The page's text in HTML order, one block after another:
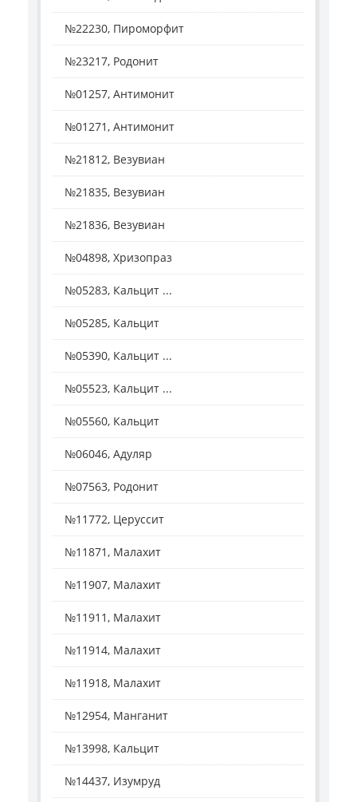
№22230, Пироморфит
№23217, Родонит
№01257, Антимонит
№01271, Антимонит
№21812, Везувиан
№21835, Везувиан
№21836, Везувиан
№04898, Хризопраз
№05283, Кальцит ...
№05285, Кальцит
№05390, Кальцит ...
№05523, Кальцит ...
№05560, Кальцит
№06046, Адуляр
№07563, Родонит
№11772, Церуссит
№11871, Малахит
№11907, Малахит
№11911, Малахит
№11914, Малахит
№11918, Малахит
№12954, Манганит
№13998, Кальцит
№14437, Изумруд